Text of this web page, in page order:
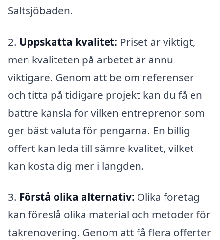
Saltsjöbaden.
2. Uppskatta kvalitet: Priset är viktigt,
men kvaliteten på arbetet är ännu
viktigare. Genom att be om referenser
och titta på tidigare projekt kan du få en
bättre känsla för vilken entreprenör som
ger bäst valuta för pengarna. En billig
offert kan leda till sämre kvalitet, vilket
kan kosta dig mer i längden.
3. Förstå olika alternativ: Olika företag
kan föreslå olika material och metoder för
takrenovering. Genom att få flera offerter